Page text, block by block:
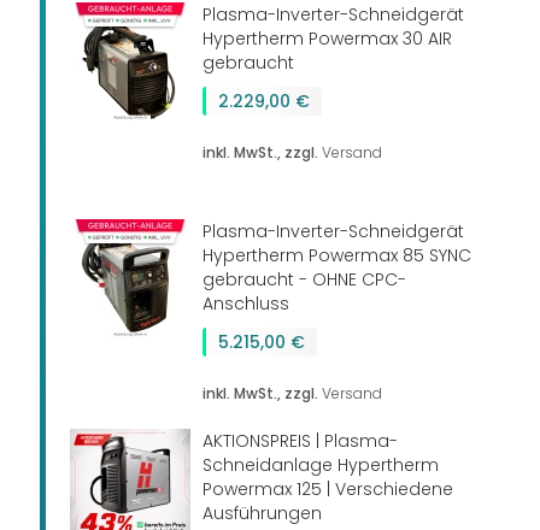
Plasma-Inverter-Schneidgerät
Hypertherm Powermax 30 AIR
gebraucht
2.229,00 €
inkl. MwSt., zzgl.Versand
Plasma-Inverter-Schneidgerät
Hypertherm Powermax 85 SYNC
gebraucht - OHNE CPC-
Anschluss
5.215,00 €
inkl. MwSt., zzgl.Versand
AKTIONSPREIS | Plasma-
Schneidanlage Hypertherm
Powermax 125 | Verschiedene
Ausführungen